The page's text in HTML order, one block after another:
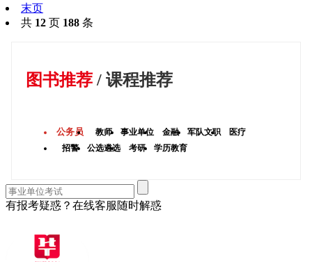
末页
共 12 页 188 条
图书推荐/ 课程推荐
公务员 教师 事业单位 金融 军队文职
医疗
招警
公选遴选 考研 学历教育
有报考疑惑？在线客服随时解惑